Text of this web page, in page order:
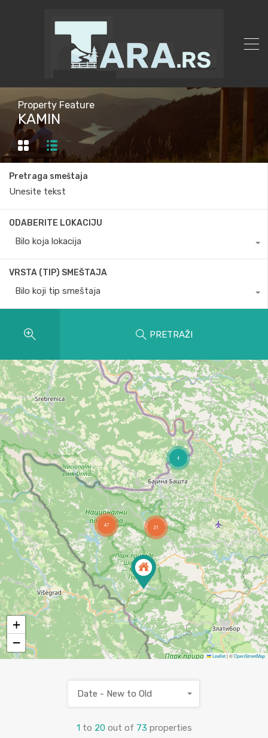
Property Feature
KAMIN
Pretraga smeštaja
ODABERITE LOKACIJU
Bilo koja lokacija
VRSTA (TIP) SMEŠTAJA
Bilo koji tip smeštaja
PRETRAŽI
4
21
47
+
−
Leaflet|©OpenStreetMap
1 to 20 out of 73 properties
Date - New to Old